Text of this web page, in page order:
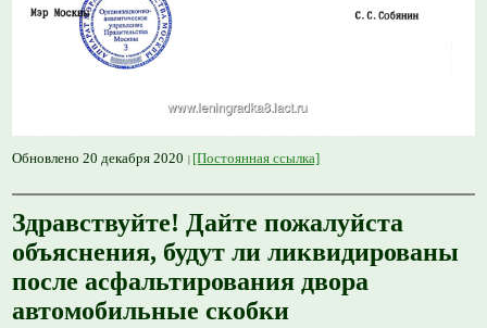
Обновлено 20 декабря 2020 [Постоянная ссылка]
Здравствуйте! Дайте пожалуйста
объяснения, будут ли ликвидированы
после асфальтирования двора
автомобильные скобки